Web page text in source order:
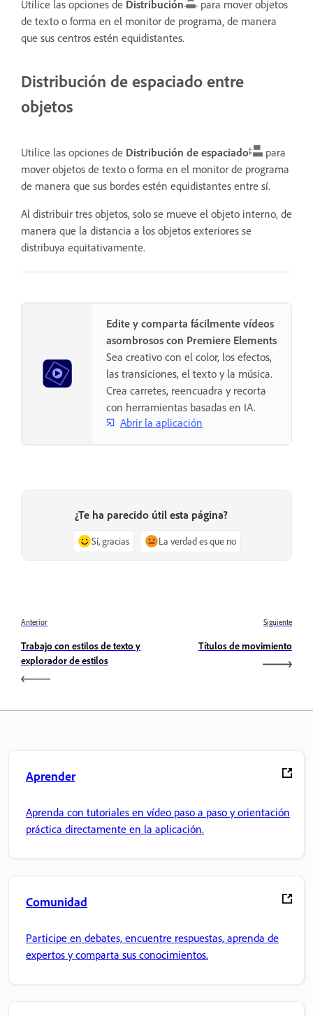
Utilice las opciones de Distribución
para mover objetos
de texto o forma en el monitor de programa, de manera
que sus centros estén equidistantes.
Distribución de espaciado entre
objetos
Utilice las opciones de Distribución de espaciado
para
mover objetos de texto o forma en el monitor de programa
de manera que sus bordes estén equidistantes entre sí.
Al distribuir tres objetos, solo se mueve el objeto interno, de
manera que la distancia a los objetos exteriores se
distribuya equitativamente.
Edite y comparta fácilmente vídeos
asombrosos con Premiere Elements
Sea creativo con el color, los efectos,
las transiciones, el texto y la música.
Crea carretes, reencuadra y recorta
con herramientas basadas en IA.
Abrir la aplicación
¿Te ha parecido útil esta página?
Sí, gracias La verdad es que no
Anterior
Trabajo con estilos de texto y
explorador de estilos
Siguiente
Títulos de movimiento
Aprender
Aprenda con tutoriales en vídeo paso a paso y orientación
práctica directamente en la aplicación.
Comunidad
Participe en debates, encuentre respuestas, aprenda de
expertos y comparta sus conocimientos.